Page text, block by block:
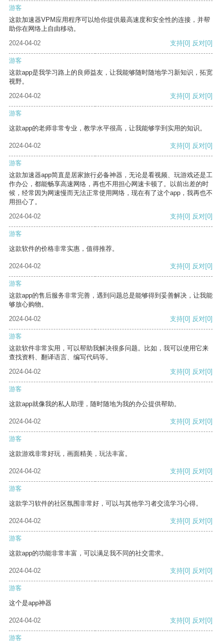
游客
这款加速器VPM应用程序可以给你提供最高速度和安全性的连接，并帮
助你在网络上自由移动。
2024-04-02
支持[0] 反对[0]
游客
这款app是我学习路上的良师益友，让我能够随时随地学习新知识，拓宽
视野。
2024-04-02
支持[0] 反对[0]
游客
这款app的老师非常专业，教学水平很高，让我能够学到实用的知识。
2024-04-02 支持[0] 反对[0]
游客
这款加速器app简直是居家旅行必备神器，无论是看视频、玩游戏还是工
作办公，都能畅享高速网络，再也不用担心网速卡顿了。以前出差的时
候，经常因为网速慢而无法正常使用网络，现在有了这个app，我再也不
用担心了。
2024-04-02
支持[0] 反对[0]
游客
这款软件的价格非常实惠，值得推荐。
2024-04-02 支持[0] 反对[0]
游客
这款app的售后服务非常完善，遇到问题总是能够得到妥善解决，让我能
够放心购物。
2024-04-02
支持[0] 反对[0]
游客
这款软件非常实用，可以帮助我解决很多问题。比如，我可以使用它来
查找资料、翻译语言、编写代码等。
2024-04-02
支持[0] 反对[0]
游客
这款app就像我的私人助理，随时随地为我的办公提供帮助。
2024-04-02 支持[0] 反对[0]
游客
这款游戏非常好玩，画面精美，玩法丰富。
2024-04-02 支持[0] 反对[0]
游客
这款学习软件的社区氛围非常好，可以与其他学习者交流学习心得。
2024-04-02 支持[0] 反对[0]
游客
这款app的功能非常丰富，可以满足我不同的社交需求。
2024-04-02 支持[0] 反对[0]
游客
这个是app神器
2024-04-02 支持[0] 反对[0]
游客